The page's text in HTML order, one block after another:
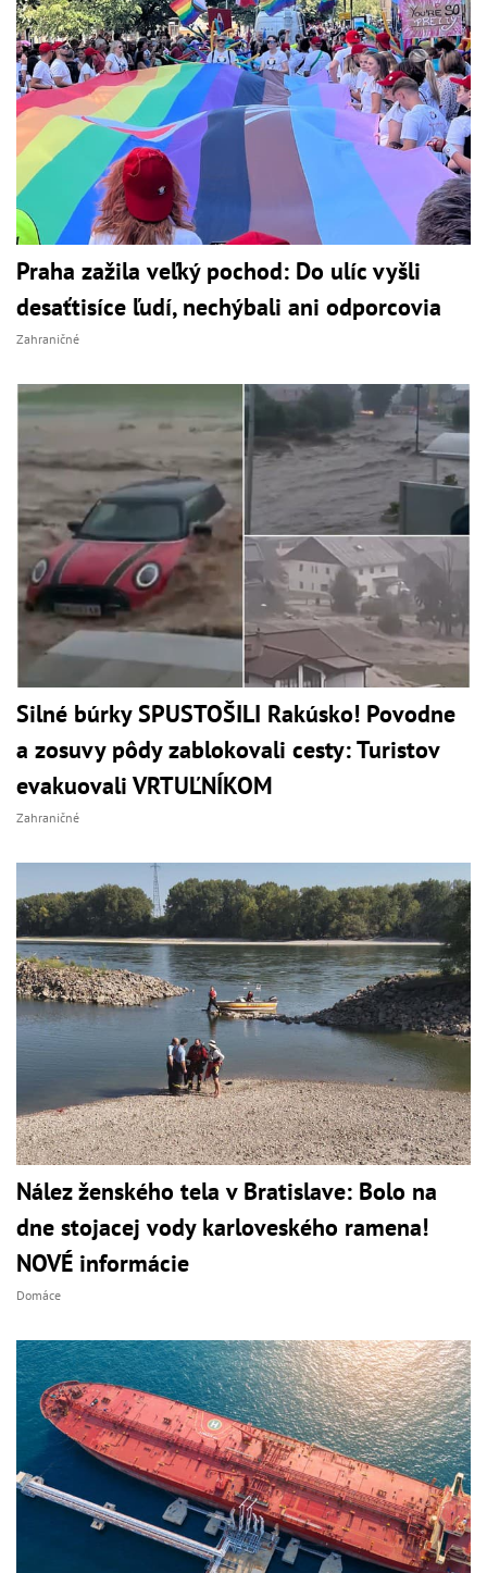
Praha zažila veľký pochod: Do ulíc vyšli
desaťtisíce ľudí, nechýbali ani odporcovia
Zahraničné
Silné búrky SPUSTOŠILI Rakúsko! Povodne
a zosuvy pôdy zablokovali cesty: Turistov
evakuovali VRTUĽNÍKOM
Zahraničné
Nález ženského tela v Bratislave: Bolo na
dne stojacej vody karloveského ramena!
NOVÉ informácie
Domáce